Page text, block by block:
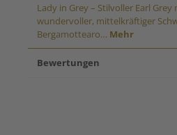
Lady in Grey – Stilvoller Earl Grey
wundervoller, mittelkräftiger
Bergamottearo… Mehr
Bewertungen